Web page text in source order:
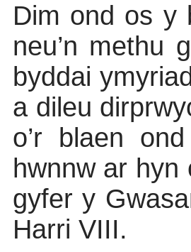
Dim ond os y
neu’n methu
byddai
a dileu
o’r blaen
hwnnw ar
gyfer y
Harri VIII.